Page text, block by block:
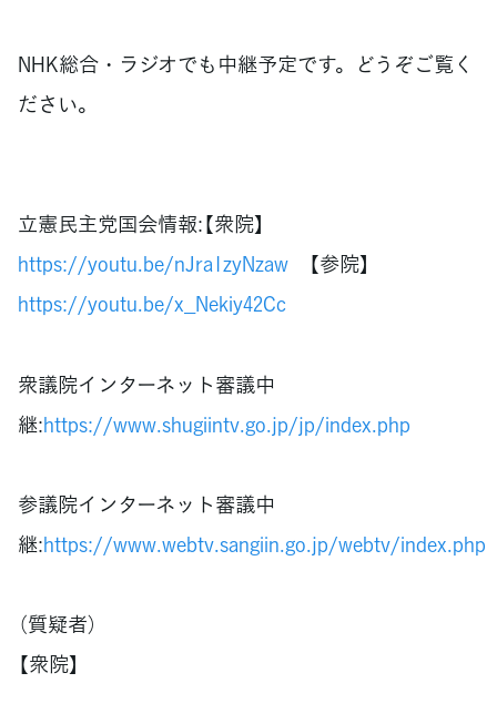
NHK総合・ラジオでも中継予定です。どうぞご覧く
ださい。
立憲民主党国会情報:【衆院】
https://youtu.be/nJra1zyNzaw 【参院】
https://youtu.be/x_Nekiy42Cc
衆議院インターネット審議中
継:https://www.shugiintv.go.jp/jp/index.php
参議院インターネット審議中
継:https://www.webtv.sangiin.go.jp/webtv/index.php
（質疑者）
【衆院】